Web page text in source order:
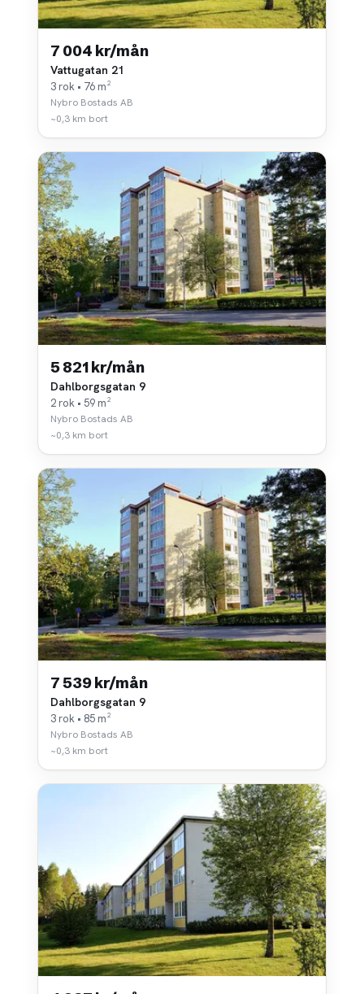
7 004 kr/mån
Vattugatan 21
3 rok • 76 m²
Nybro Bostads AB
~0,3 km bort
5 821 kr/mån
Dahlborgsgatan 9
2 rok • 59 m²
Nybro Bostads AB
~0,3 km bort
7 539 kr/mån
Dahlborgsgatan 9
3 rok • 85 m²
Nybro Bostads AB
~0,3 km bort